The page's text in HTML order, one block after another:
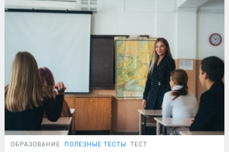
ОБРАЗОВАНИЕ ПОЛЕЗНЫЕ ТЕСТЫ ТЕСТ